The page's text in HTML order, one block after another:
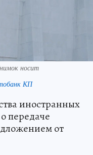
носит
КП
иностранных
о передаче
от